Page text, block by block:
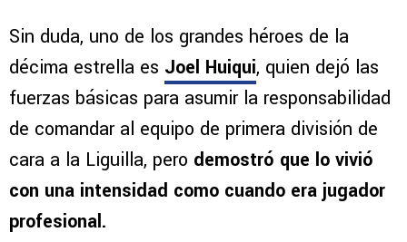
Sin duda, uno de los grandes héroes de la
décima estrella es Joel Huiqui, quien dejó las
fuerzas básicas para asumir la responsabilidad
de comandar al equipo de primera división de
cara a la Liguilla, pero demostró que lo vivió
con una intensidad como cuando era jugador
profesional.